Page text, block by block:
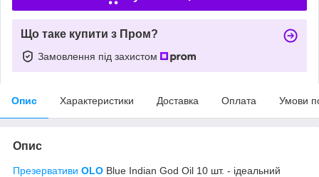
Що таке купити з Пром?
Замовлення під захистом
Опис Характеристики Доставка Оплата Умови
Опис
Презервативи OLO Blue Indian God Oil 10 шт. - ідеальний